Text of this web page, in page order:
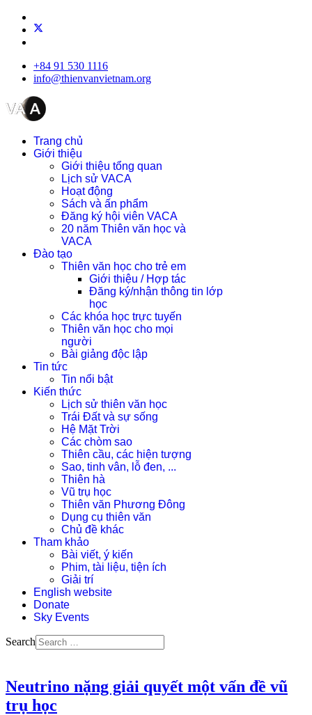
+84 91 530 1116
info@thienvanvietnam.org
Trang chủ
Giới thiệu
Giới thiệu tổng quan
Lịch sử VACA
Hoạt động
Sách và ấn phẩm
Đăng ký hội viên VACA
20 năm Thiên văn học và
VACA
Đào tạo
Thiên văn học cho trẻ em
Giới thiệu / Hợp tác
Đăng ký/nhận thông tin lớp
học
Các khóa học trực tuyến
Thiên văn học cho mọi
người
Bài giảng độc lập
Tin tức
Tin nổi bật
Kiến thức
Lịch sử thiên văn học
Trái Đất và sự sống
Hệ Mặt Trời
Các chòm sao
Thiên cầu, các hiện tượng
Sao, tinh vân, lỗ đen, ...
Thiên hà
Vũ trụ học
Thiên văn Phương Đông
Dụng cụ thiên văn
Chủ đề khác
Tham khảo
Bài viết, ý kiến
Phim, tài liệu, tiện ích
Giải trí
English website
Donate
Sky Events
Search
Neutrino nặng giải quyết một vấn đề vũ
trụ học